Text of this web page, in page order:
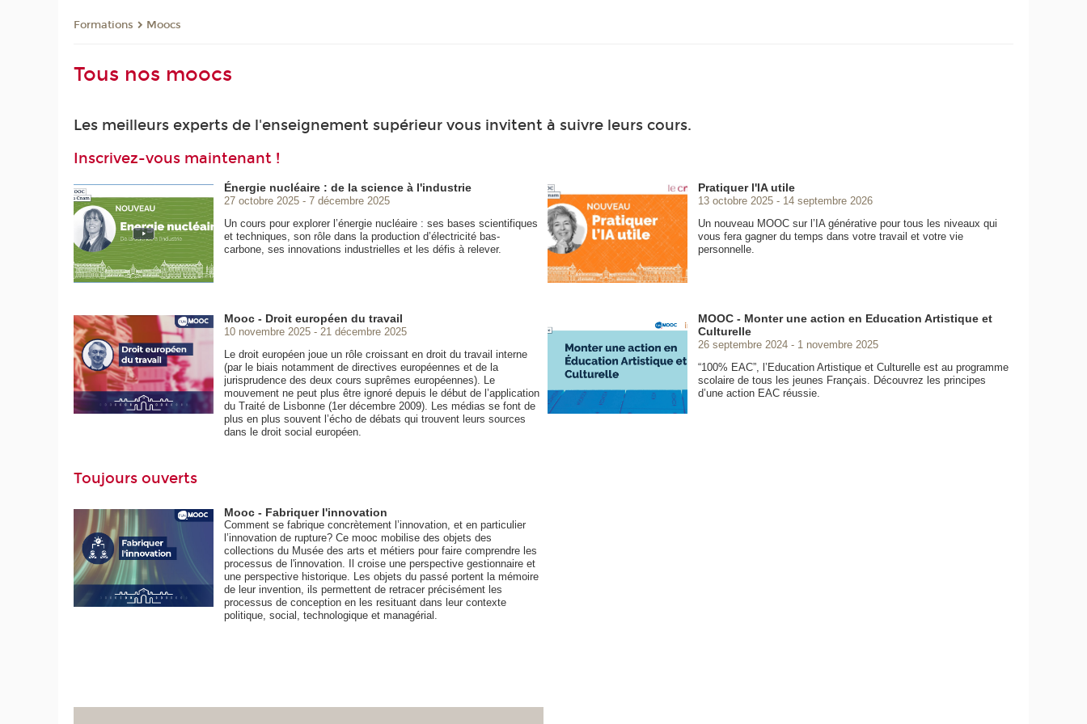
Formations Moocs
Tous nos moocs
Les meilleurs experts de l'enseignement supérieur vous invitent à suivre leurs cours.
Inscrivez-vous maintenant !
Énergie nucléaire : de la science à l'industrie
27 octobre 2025
7 décembre 2025
Un cours pour explorer l’énergie nucléaire : ses bases scientifiques
et techniques, son rôle dans la production d’électricité bas-
carbone, ses innovations industrielles et les défis à relever.
Pratiquer l'IA utile
13 octobre 2025
14 septembre 2026
Un nouveau MOOC sur l’IA générative pour tous les niveaux qui
vous fera gagner du temps dans votre travail et votre vie
personnelle.
Mooc - Droit européen du travail
10 novembre 2025
21 décembre 2025
Le droit européen joue un rôle croissant en droit du travail interne
(par le biais notamment de directives européennes et de la
jurisprudence des deux cours suprêmes européennes). Le
mouvement ne peut plus être ignoré depuis le début de l’application
du Traité de Lisbonne (1er décembre 2009). Les médias se font de
plus en plus souvent l’écho de débats qui trouvent leurs sources
dans le droit social européen.
MOOC - Monter une action en Education Artistique et
Culturelle
26 septembre 2024
1 novembre 2025
“100% EAC”, l’Education Artistique et Culturelle est au programme
scolaire de tous les jeunes Français. Découvrez les principes
d’une action EAC réussie.
Toujours ouverts
Mooc - Fabriquer l'innovation
Comment se fabrique concrètement l’innovation, et en particulier
l’innovation de rupture? Ce mooc mobilise des objets des
collections du Musée des arts et métiers pour faire comprendre les
processus de l'innovation. Il croise une perspective gestionnaire et
une perspective historique. Les objets du passé portent la mémoire
de leur invention, ils permettent de retracer précisément les
processus de conception en les resituant dans leur contexte
politique, social, technologique et managérial.